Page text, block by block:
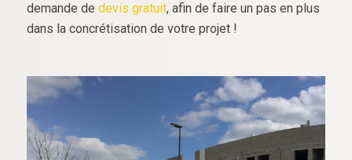
demande de devis gratuit, afin de faire un pas en plus
dans la concrétisation de votre projet !